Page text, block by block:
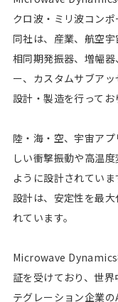
クロ波・ミリ波コンポ
同社は、産業、航空
相同期発振器、増幅
ー、カスタムサブア
設計・製造を行ってお
陸・海・空、宇宙ア
しい衝撃振動や高温
ように設計されていま
設計は、安定性を最
れています。
Microwave Dynamics
証を受けており、世
テグレーション企業